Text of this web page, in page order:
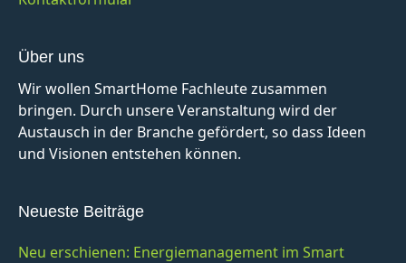
Über uns
Wir wollen SmartHome Fachleute zusammen
bringen. Durch unsere Veranstaltung wird der
Austausch in der Branche gefördert, so dass Ideen
und Visionen entstehen können.
Neueste Beiträge
Neu erschienen: Energiemanagement im Smart